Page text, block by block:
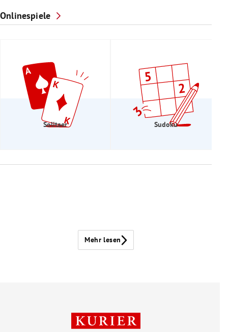
Onlinespiele
Solitaer Sudoku
Mehr lesen